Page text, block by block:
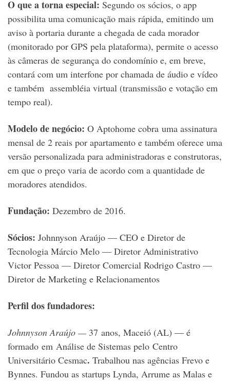
O que a torna especial: Segundo os sócios, o app
possibilita uma comunicação mais rápida, emitindo um
aviso à portaria durante a chegada de cada morador
(monitorado por GPS pela plataforma), permite o acesso
às câmeras de segurança do condomínio e, em breve,
contará com um interfone por chamada de áudio e vídeo
e também assembléia virtual (transmissão e votação em
tempo real).
Modelo de negócio: O Aptohome cobra uma assinatura
mensal de 2 reais por apartamento e também oferece uma
versão personalizada para administradoras e construtoras,
em que o preço varia de acordo com a quantidade de
moradores atendidos.
Fundação: Dezembro de 2016.
Sócios: Johnnyson Araújo — CEO e Diretor de
Tecnologia Márcio Melo — Diretor Administrativo
Victor Pessoa — Diretor Comercial Rodrigo Castro —
Diretor de Marketing e Relacionamentos
Perfil dos fundadores:
Johnnyson Araújo — 37 anos, Maceió (AL) — é
formado em Análise de Sistemas pelo Centro
Universitário Cesmac. Trabalhou nas agências Frevo e
Bynnes. Fundou as startups Lynda, Arrume as Malas e